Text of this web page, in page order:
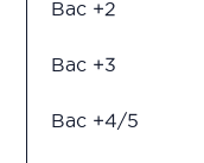
Bac +2
Bac +3
Bac +4/5